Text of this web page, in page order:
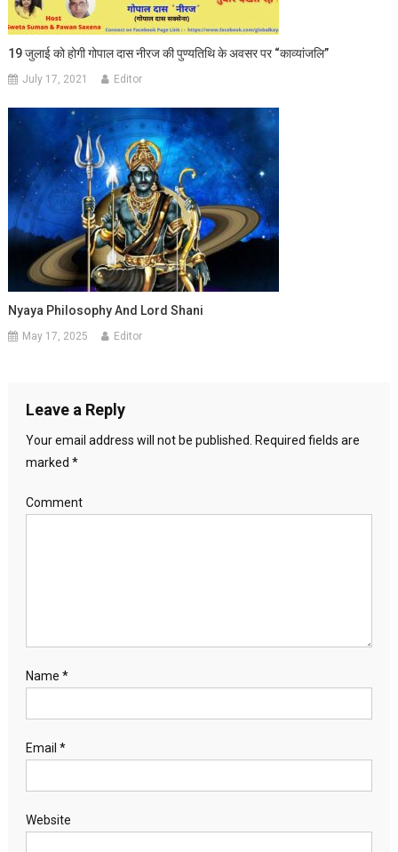
19 जुलाई को होगी गोपाल दास नीरज की पुण्यतिथि के अवसर पर “काव्यांजलि”
July 17, 2021 Editor
Nyaya Philosophy And Lord Shani
May 17, 2025 Editor
Leave a Reply
Your email address will not be published.
Required fields are
marked *
Comment
Name *
Email *
Website